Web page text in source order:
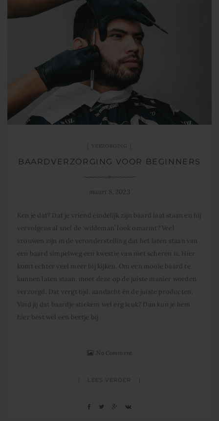
VERZORGING
BAARDVERZORGING VOOR BEGINNERS
maart 8, 2023
Ken je dat? Dat je vriend éindelijk zijn baard laat staan en hij
vervolgens al snel de ‘wildeman’ look omarmt? Veel
vrouwen zijn in de veronderstelling dat het laten staan van
een baard simpelweg een kwestie van niet scheren is. Hier
komt echter veel meer bij kijken. Om een mooie baard te
kunnen laten staan, moet deze op de juiste manier worden
verzorgd. Dat vergt tijd, aandacht én de juiste producten.
Vind jij dat baardje stiekem wel erg leuk? Dan kun je hem
hier best wel een beetje bij
No Comment
LEES VERDER